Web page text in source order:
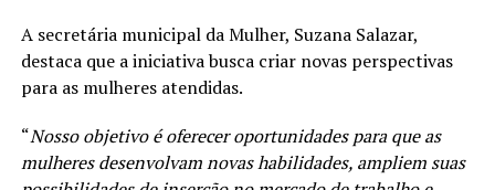
A secretária municipal da Mulher, Suzana Salazar,
destaca que a iniciativa busca criar novas perspectivas
para as mulheres atendidas.
“Nosso objetivo é oferecer oportunidades para que as
mulheres desenvolvam novas habilidades, ampliem suas